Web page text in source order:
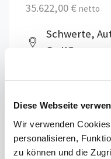
Diese Webseite
Wir verwenden
personalisieren,
zu können und die
35.622,00 € netto
Schwerte,
Co.KG
(WLTP) CO2 -
g/km (WLTP); CO 2